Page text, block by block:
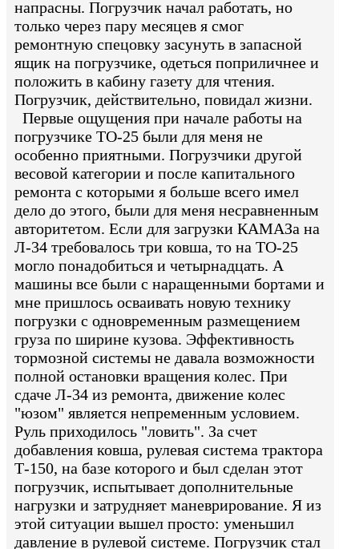
напрасны. Погрузчик начал работать, но
только через пару месяцев я смог
ремонтную спецовку засунуть в запасной
ящик на погрузчике, одеться поприличнее и
положить в кабину газету для чтения.
Погрузчик, действительно, повидал жизни.
Первые ощущения при начале работы на
погрузчике ТО-25 были для меня не
особенно приятными. Погрузчики другой
весовой категории и после капитального
ремонта с которыми я больше всего имел
дело до этого, были для меня несравненным
авторитетом. Если для загрузки КАМАЗа на
Л-34 требовалось три ковша, то на ТО-25
могло понадобиться и четырнадцать. А
машины все были с наращенными бортами и
мне пришлось осваивать новую технику
погрузки с одновременным размещением
груза по ширине кузова. Эффективность
тормозной системы не давала возможности
полной остановки вращения колес. При
сдаче Л-34 из ремонта, движение колес
"юзом" является непременным условием.
Руль приходилось "ловить". За счет
добавления ковша, рулевая система трактора
Т-150, на базе которого и был сделан этот
погрузчик, испытывает дополнительные
нагрузки и затрудняет маневрирование. Я из
этой ситуации вышел просто: уменьшил
давление в рулевой системе. Погрузчик стал